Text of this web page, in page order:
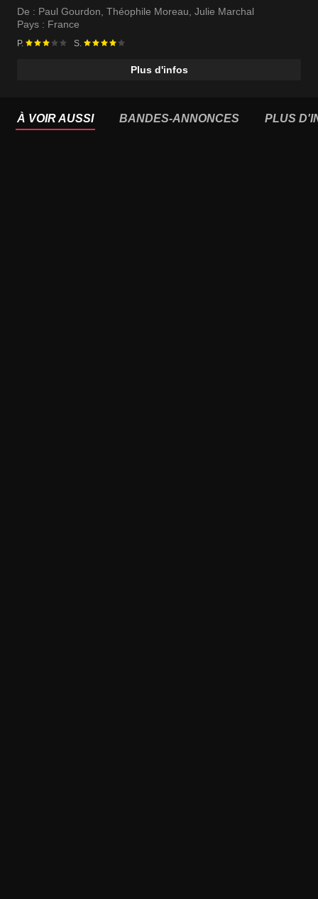
De : Paul Gourdon, Théophile Moreau, Julie Marchal
Pays : France
P. S.
Plus d'infos
À VOIR AUSSI BANDES-ANNONCES PLUS